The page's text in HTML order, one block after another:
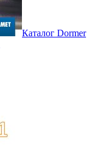
Каталог Dormer